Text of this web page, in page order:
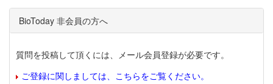
BioToday 非会員の方へ
質問を投稿して頂くには、メール会員登録が必要です。
ご登録に関しましては、こちらをご覧ください。